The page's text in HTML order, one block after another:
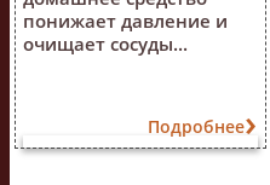
понижает давление и
очищает сосуды...
Подробнее